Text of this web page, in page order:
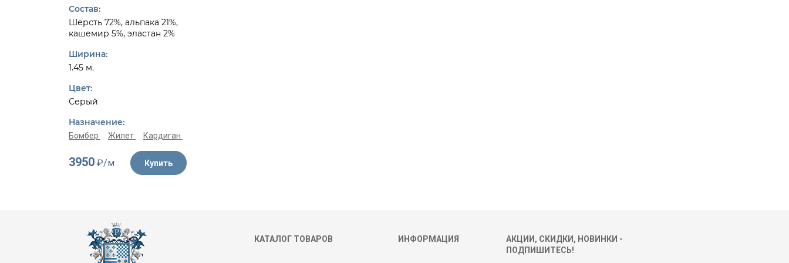
Состав:
Шерсть 72%, альпака 21%,
кашемир 5%, эластан 2%
Ширина:
1.45 м.
Цвет:
Серый
Назначение:
Бомбер Жилет Кардиган
3950 ₽/м Купить
КАТАЛОГ ТОВАРОВ ИНФОРМАЦИЯ
АКЦИИ, СКИДКИ, НОВИНКИ -
ПОДПИШИТЕСЬ!